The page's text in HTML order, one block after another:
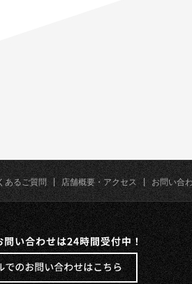
あるご質問|店舗概要・アクセス| お問い合